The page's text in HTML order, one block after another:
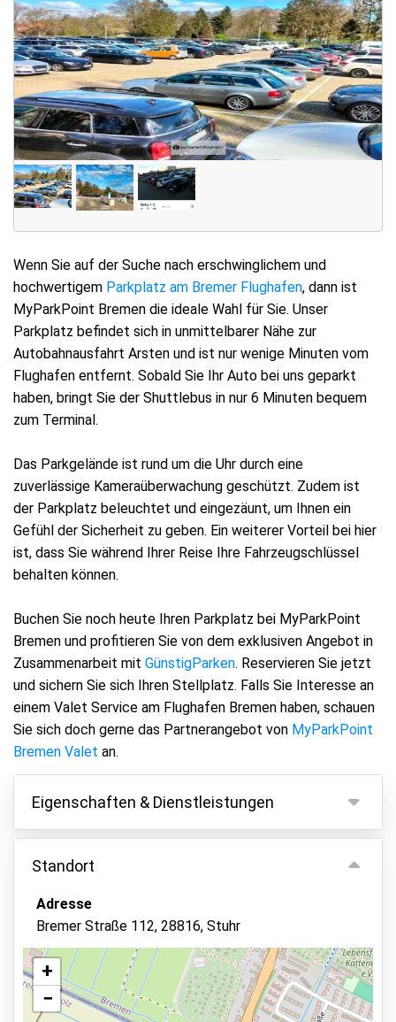
Wenn Sie auf der Suche nach erschwinglichem und
hochwertigem Parkplatz am Bremer Flughafen, dann ist
MyParkPoint Bremen die ideale Wahl für Sie. Unser
Parkplatz befindet sich in unmittelbarer Nähe zur
Autobahnausfahrt Arsten und ist nur wenige Minuten vom
Flughafen entfernt. Sobald Sie Ihr Auto bei uns geparkt
haben, bringt Sie der Shuttlebus in nur 6 Minuten bequem
zum Terminal.
Das Parkgelände ist rund um die Uhr durch eine
zuverlässige Kameraüberwachung geschützt. Zudem ist
der Parkplatz beleuchtet und eingezäunt, um Ihnen ein
Gefühl der Sicherheit zu geben. Ein weiterer Vorteil bei hier
ist, dass Sie während Ihrer Reise Ihre Fahrzeugschlüssel
behalten können.
Buchen Sie noch heute Ihren Parkplatz bei MyParkPoint
Bremen und profitieren Sie von dem exklusiven Angebot in
Zusammenarbeit mit GünstigParken. Reservieren Sie jetzt
und sichern Sie sich Ihren Stellplatz. Falls Sie Interesse an
einem Valet Service am Flughafen Bremen haben, schauen
Sie sich doch gerne das Partnerangebot von MyParkPoint
Bremen Valet an.
Eigenschaften & Dienstleistungen
Eigenschaften
Parken innen
Fahrzeugschlüssel behalten
Videoüberwachung
Überwachtes Parken
Asphalt oder Pflaster
Standort
Adresse
Bremer Straße 112, 28816, Stuhr
+
−